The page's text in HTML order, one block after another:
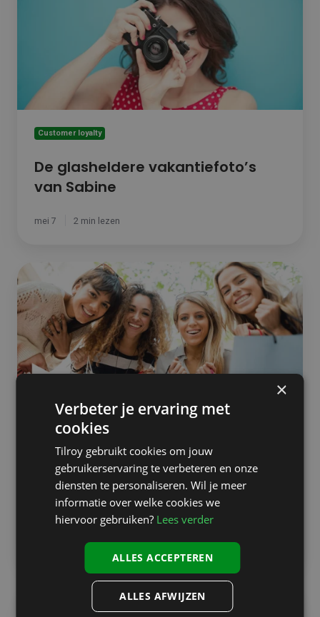
Customer loyalty
De glasheldere vakantiefoto’s
van Sabine
mei 7 2 min lezen
10
redenen
waarom
klanten
wát
graag
hun
achterlaten
Customer loyalty
10 redenen waarom klanten maar
wát graag hun gegevens
achterlaten in je winkel
4 min lezen
×
Verbeter je ervaring met
cookies
Tilroy gebruikt cookies om jouw
gebruikerservaring te verbeteren en onze
diensten te personaliseren. Wil je meer
informatie over welke cookies we
hiervoor gebruiken? Lees verder
ALLES ACCEPTEREN
ALLES AFWIJZEN